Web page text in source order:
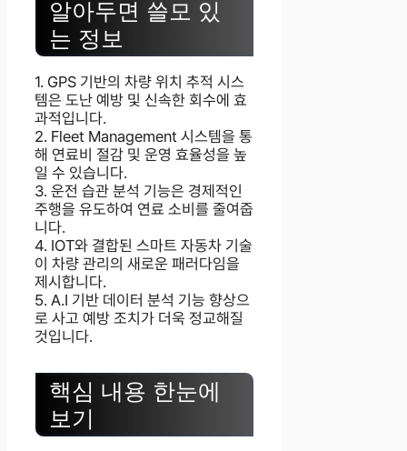
알아두면 쓸모 있
는 정보
1. GPS 기반의 차량 위치 추적 시스
템은 도난 예방 및 신속한 회수에 효
과적입니다.
2. Fleet Management 시스템을 통
해 연료비 절감 및 운영 효율성을 높
일 수 있습니다.
3. 운전 습관 분석 기능은 경제적인
주행을 유도하여 연료 소비를 줄여줍
니다.
4. IOT와 결합된 스마트 자동차 기술
이 차량 관리의 새로운 패러다임을
제시합니다.
5. A.I 기반 데이터 분석 기능 향상으
로 사고 예방 조치가 더욱 정교해질
것입니다.
핵심 내용 한눈에
보기